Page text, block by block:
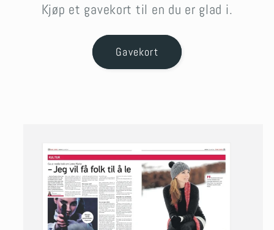
Kjøp et gavekort til en du er glad i.
Gavekort